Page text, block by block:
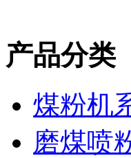
产品分类
煤粉机
磨煤喷